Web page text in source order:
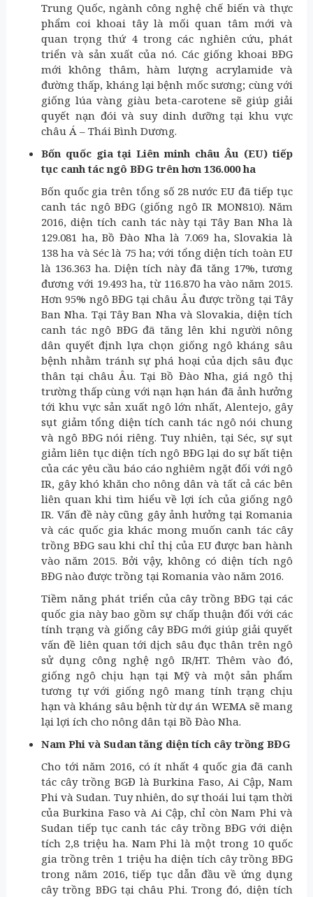
Trung Quốc, ngành công nghệ chế biến và thực
phẩm coi khoai tây là mối quan tâm mới và
quan trọng thứ 4 trong các nghiên cứu, phát
triển và sản xuất của nó. Các giống khoai BĐG
mới không thâm, hàm lượng acrylamide và
đường thấp, kháng lại bệnh mốc sương; cùng với
giống lúa vàng giàu beta-carotene sẽ giúp giải
quyết nạn đói và suy dinh dưỡng tại khu vực
châu Á – Thái Bình Dương.
Bốn quốc gia tại Liên minh châu Âu (EU) tiếp
tục canh tác ngô BĐG trên hơn 136.000 ha
Bốn quốc gia trên tổng số 28 nước EU đã tiếp tục
canh tác ngô BĐG (giống ngô IR MON810). Năm
2016, diện tích canh tác này tại Tây Ban Nha là
129.081 ha, Bồ Đào Nha là 7.069 ha, Slovakia là
138 ha và Séc là 75 ha; với tổng diện tích toàn EU
là 136.363 ha. Diện tích này đã tăng 17%, tương
đương với 19.493 ha, từ 116.870 ha vào năm 2015.
Hơn 95% ngô BĐG tại châu Âu được trồng tại Tây
Ban Nha. Tại Tây Ban Nha và Slovakia, diện tích
canh tác ngô BĐG đã tăng lên khi người nông
dân quyết định lựa chọn giống ngô kháng sâu
bệnh nhằm tránh sự phá hoại của dịch sâu đục
thân tại châu Âu. Tại Bồ Đào Nha, giá ngô thị
trường thấp cùng với nạn hạn hán đã ảnh hưởng
tới khu vực sản xuất ngô lớn nhất, Alentejo, gây
sụt giảm tổng diện tích canh tác ngô nói chung
và ngô BĐG nói riêng. Tuy nhiên, tại Séc, sự sụt
giảm liên tục diện tích ngô BĐG lại do sự bất tiện
của các yêu cầu báo cáo nghiêm ngặt đối với ngô
IR, gây khó khăn cho nông dân và tất cả các bên
liên quan khi tìm hiểu về lợi ích của giống ngô
IR. Vấn đề này cũng gây ảnh hưởng tại Romania
và các quốc gia khác mong muốn canh tác cây
trồng BĐG sau khi chỉ thị của EU được ban hành
vào năm 2015. Bởi vậy, không có diện tích ngô
BĐG nào được trồng tại Romania vào năm 2016.
Tiềm năng phát triển của cây trồng BĐG tại các
quốc gia này bao gồm sự chấp thuận đối với các
tính trạng và giống cây BĐG mới giúp giải quyết
vấn đề liên quan tới dịch sâu đục thân trên ngô
sử dụng công nghệ ngô IR/HT. Thêm vào đó,
giống ngô chịu hạn tại Mỹ và một sản phẩm
tương tự với giống ngô mang tính trạng chịu
hạn và kháng sâu bệnh từ dự án WEMA sẽ mang
lại lợi ích cho nông dân tại Bồ Đào Nha.
Nam Phi và Sudan tăng diện tích cây trồng BĐG
Cho tới năm 2016, có ít nhất 4 quốc gia đã canh
tác cây trồng BGĐ là Burkina Faso, Ai Cập, Nam
Phi và Sudan. Tuy nhiên, do sự thoái lui tạm thời
của Burkina Faso và Ai Cập, chỉ còn Nam Phi và
Sudan tiếp tục canh tác cây trồng BĐG với diện
tích 2,8 triệu ha. Nam Phi là một trong 10 quốc
gia trồng trên 1 triệu ha diện tích cây trồng BĐG
trong năm 2016, tiếp tục dẫn đầu về ứng dụng
cây trồng BĐG tại châu Phi. Trong đó, diện tích